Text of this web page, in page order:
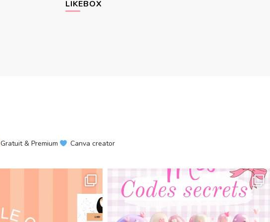
LIKEBOX
Gratuit & Premium Canva creator